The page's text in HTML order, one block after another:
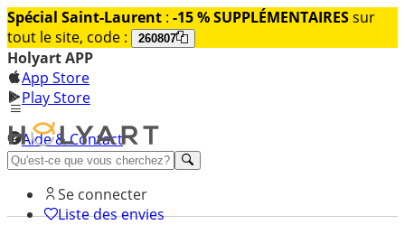
Spécial Saint-Laurent : -15 % SUPPLÉMENTAIRESsur
tout le site, code :
260807
Holyart APP
App Store
Play Store
Aide & Contact
Découvrez Premium
Se connecter
Liste des envies